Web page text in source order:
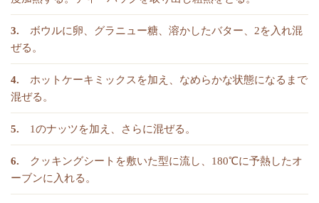
ボウルに卵、グラニュー糖、溶かしたバター、2を入れ混
ぜる。
ホットケーキミックスを加え、なめらかな状態になるまで
混ぜる。
1のナッツを加え、さらに混ぜる。
クッキングシートを敷いた型に流し、180℃に予熱したオ
ーブンに入れる。